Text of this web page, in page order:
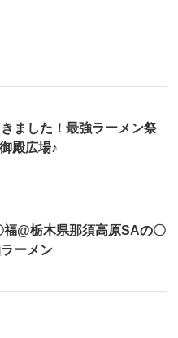
ました！最強ラーメン祭
殿広場♪
福@栃木県那須高原SAの〇
ーメン